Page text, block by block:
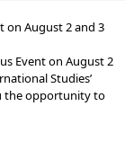
on August 2 and 3
Event on August 2
Studies’
the opportunity to